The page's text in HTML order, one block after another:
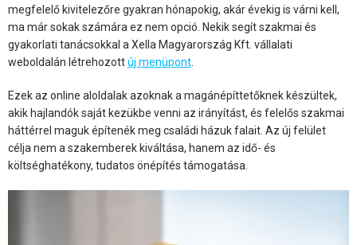
megfelelő kivitelezőre gyakran hónapokig, akár évekig is várni kell,
ma már sokak számára ez nem opció. Nekik segít szakmai és
gyakorlati tanácsokkal a Xella Magyarország Kft. vállalati
weboldalán létrehozottúj menüpont.
Ezek az online aloldalak azoknak a magánépíttetőknek készültek,
akik hajlandók saját kezükbe venni az irányítást, és felelős szakmai
háttérrel maguk építenék meg családi házuk falait. Az új felület
célja nem a szakemberek kiváltása, hanem az idő- és
költséghatékony, tudatos önépítés támogatása.